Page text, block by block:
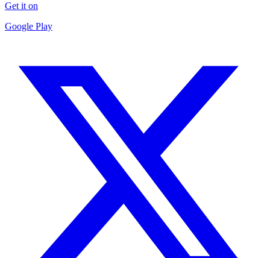
Get it on
Google Play